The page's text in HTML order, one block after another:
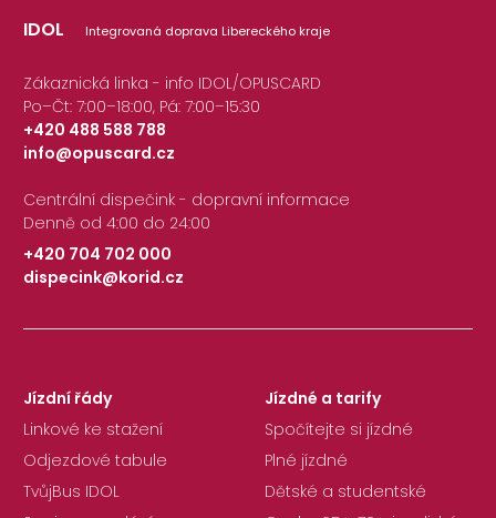
IDOL Integrovaná doprava Libereckého kraje
Zákaznická linka - info IDOL/OPUSCARD
Po–Čt: 7:00–18:00, Pá: 7:00–15:30
+420 488 588 788
|
info@opuscard.cz
Centrální dispečink - dopravní informace
Denně od 4:00 do 24:00
+420 704 702 000
|
dispecink@korid.cz
Jízdní řády
Linkové ke stažení
Odjezdové tabule
TvůjBus IDOL
Jízdné a tarify
Spočítejte si jízdné
Plné jízdné
Dětské a studentské